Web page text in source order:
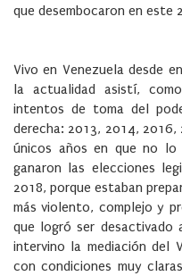
que desembocaron en este
Vivo en Venezuela desde
la actualidad asistí,
intentos de toma del
derecha: 2013, 2014,
únicos años en que no
ganaron las elecciones
2018, porque estaban
más violento, complejo y
que logró ser
intervino la mediación del
con condiciones muy